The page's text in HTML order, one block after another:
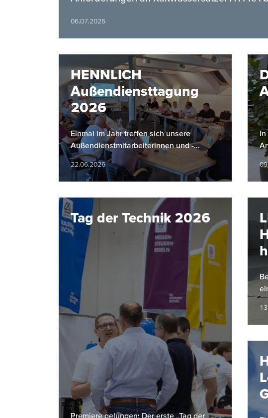
06.07.2026
HENNLICH
Außendiensttagung
2026
Einmal im Jahr treffen sich unsere
Außendienstmitarbeiterinnen und -
mitarbeiter zu einer gemeinsamen
Tagung. Dabei stehen der Rückblick auf
das…
22.06.2026
Tag der Technik 2026
Premiere gelungen: Der erste „Tag der